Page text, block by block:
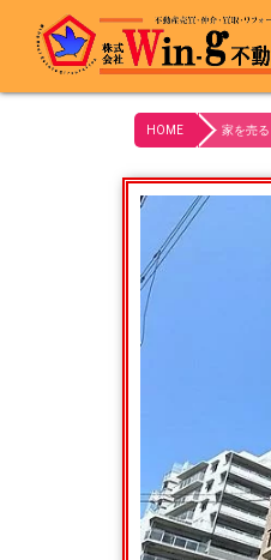
最終更新日:2024/03/05
HOME 家を売る